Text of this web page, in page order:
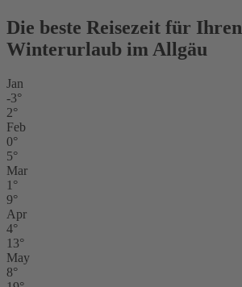
Die beste Reisezeit für Ihren
Winterurlaub im Allgäu
Jan
-3°
2°
Feb
0°
5°
Mar
1°
9°
Apr
4°
13°
May
8°